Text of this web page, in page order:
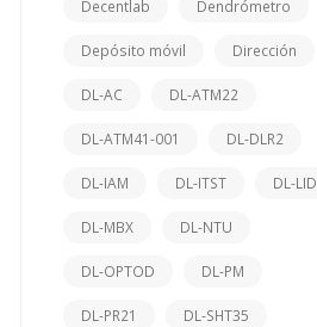
Decentlab Dendrómetro
Depósito móvil Dirección
DL-AC DL-ATM22
DL-ATM41-001 DL-DLR2
DL-IAM DL-ITST DL-LID
DL-MBX DL-NTU
DL-OPTOD DL-PM
DL-PR21 DL-SHT35